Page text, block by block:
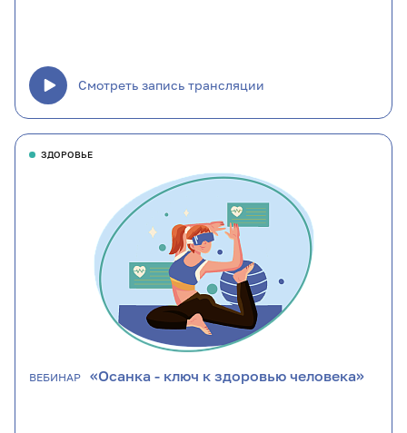
Смотреть запись трансляции
ЗДОРОВЬЕ
ВЕБИНАР «Осанка - ключ к здоровью человека»